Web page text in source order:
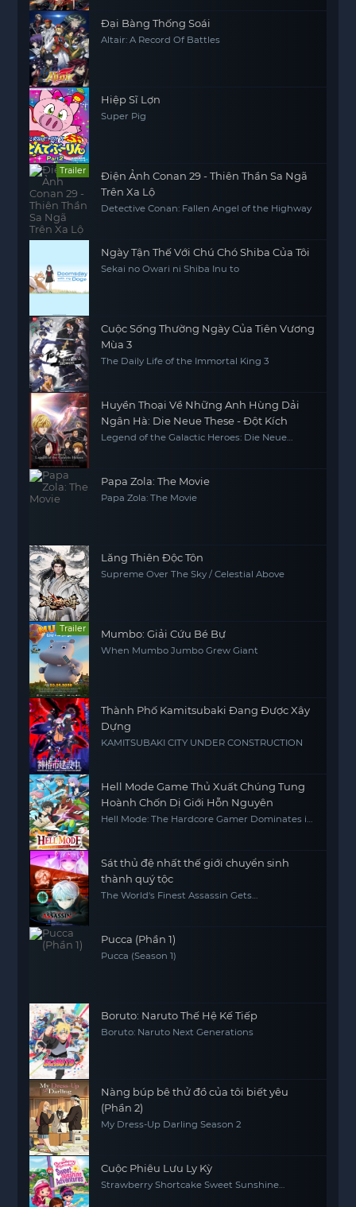
Đại Bàng Thống Soái
Altair: A Record Of Battles
Hiệp Sĩ Lợn
Super Pig
Trailer
Điện Ảnh Conan 29 - Thiên Thần Sa Ngã
Trên Xa Lộ
Detective Conan: Fallen Angel of the Highway
Ngày Tận Thế Với Chú Chó Shiba Của Tôi
Sekai no Owari ni Shiba Inu to
Cuộc Sống Thường Ngày Của Tiên Vương
Mùa 3
The Daily Life of the Immortal King 3
Huyền Thoại Về Những Anh Hùng Dải
Ngân Hà: Die Neue These - Đột Kích
Legend of the Galactic Heroes: Die Neue
Papa Zola: The Movie
Papa Zola: The Movie
Lăng Thiên Độc Tôn
Supreme Over The Sky / Celestial Above
Trailer Mumbo: Giải Cứu Bé Bự
When Mumbo Jumbo Grew Giant
Thành Phố Kamitsubaki Đang Được Xây
Dựng
KAMITSUBAKI CITY UNDER CONSTRUCTION
Hell Mode Game Thủ Xuất Chúng Tung
Hoành Chốn Dị Giới Hỗn Nguyên
Hell Mode: The Hardcore Gamer Dominates in
Sát thủ đệ nhất thế giới chuyển sinh
thành quý tộc
The World's Finest Assassin Gets
Pucca (Phần 1)
Pucca (Season 1)
Boruto: Naruto Thế Hệ Kế Tiếp
Boruto: Naruto Next Generations
Nàng búp bê thử đồ của tôi biết yêu
(Phần 2)
My Dress-Up Darling Season 2
Cuộc Phiêu Lưu Ly Kỳ
Strawberry Shortcake Sweet Sunshine